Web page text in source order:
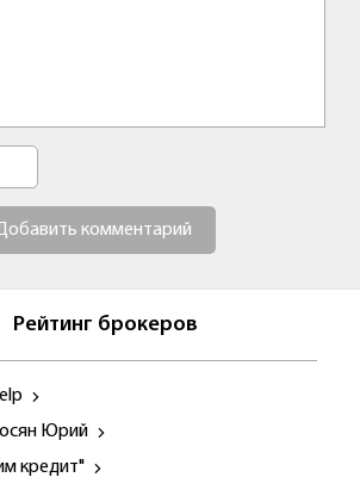
комментарий
Рейтинг брокеров
Юрий
кредит"